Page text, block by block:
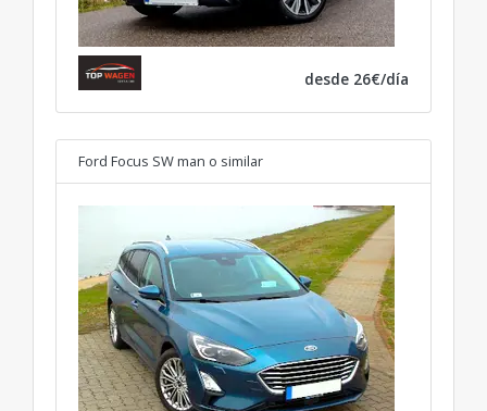
desde 26€/día
Ford Focus SW man o similar